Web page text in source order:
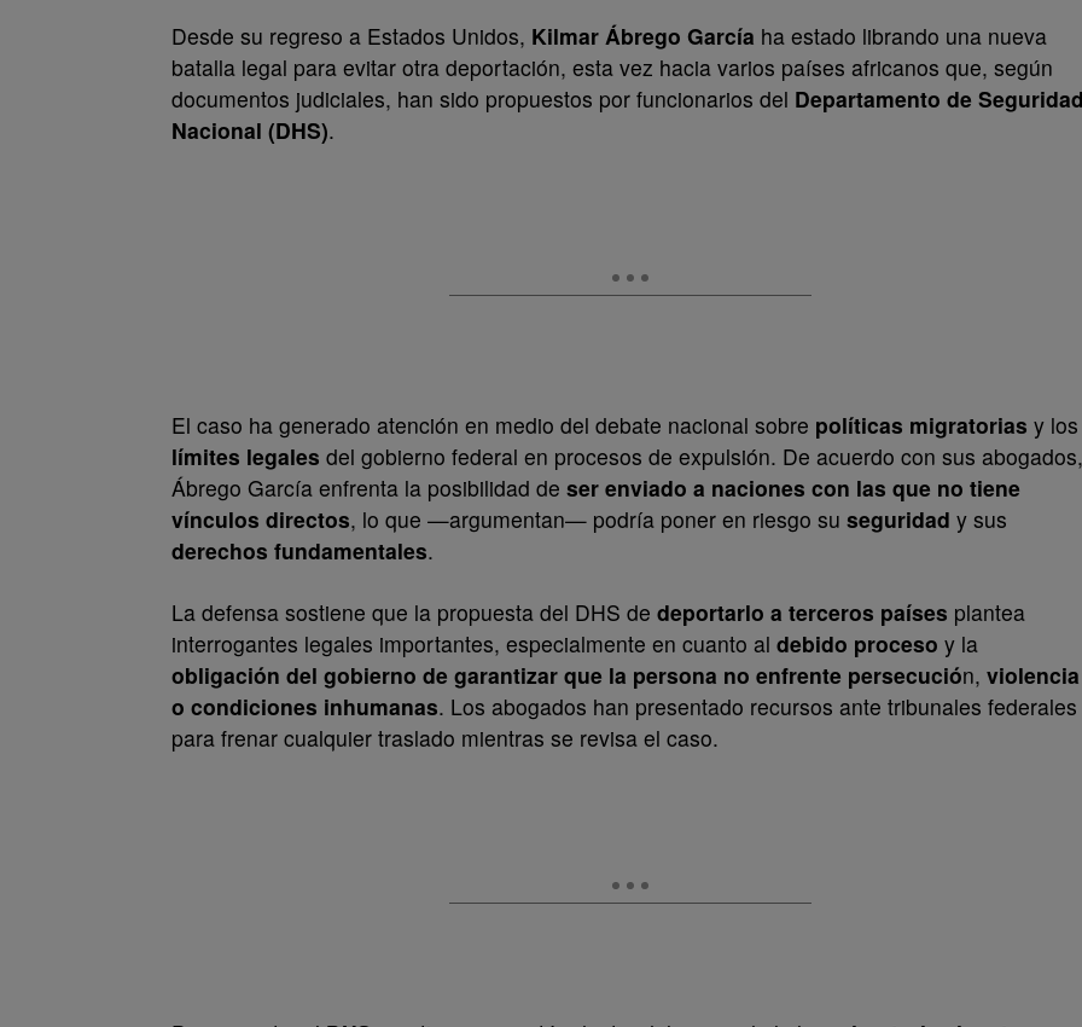
Desde su regreso a Estados Unidos, Kilmar Ábrego García ha estado librando una nueva
batalla legal para evitar otra deportación, esta vez hacia varios países africanos que, según
documentos judiciales, han sido propuestos por funcionarios del Departamento de
Nacional (DHS).
El caso ha generado atención en medio del debate nacional sobre políticas migratorias y los
límites legales del gobierno federal en procesos de expulsión. De acuerdo con sus abogados,
Ábrego García enfrenta la posibilidad de ser enviado a naciones con las que no tiene
vínculos directos, lo que —argumentan— podría poner en riesgo su seguridad y sus
derechos fundamentales.
La defensa sostiene que la propuesta del DHS de deportarlo a terceros países plantea
interrogantes legales importantes, especialmente en cuanto al debido proceso y la
obligación del gobierno de garantizar que la persona no enfrente persecución, violencia
o condiciones inhumanas. Los abogados han presentado recursos ante tribunales federales
para frenar cualquier traslado mientras se revisa el caso.